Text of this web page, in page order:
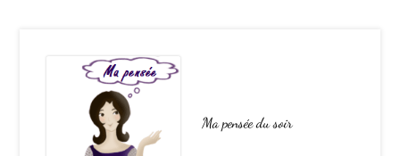
Ma pensée du soir